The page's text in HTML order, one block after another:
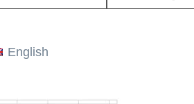
English